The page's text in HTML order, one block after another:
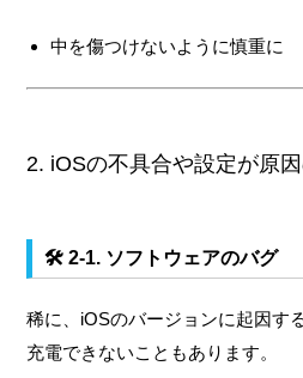
中を傷つけないように慎重に
2. iOSの不具合や設定が原
🛠 2-1. ソフトウェアのバグ
稀に、iOSのバージョンに起因す
充電できないこともあります。